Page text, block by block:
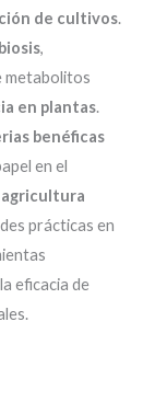
de cultivos.
,
metabolitos
en plantas.
benéficas
en el
agricultura
prácticas en
eficacia de